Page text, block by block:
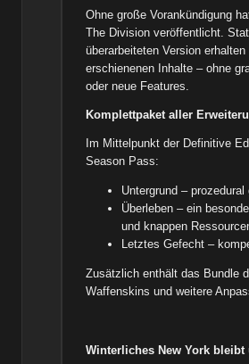
Ohne große Vorankündigung
The Division veröffentlicht.
überarbeiteten Version
erschienenen Inhalte – ohne
oder neue Features.
Komplettpaket aller
Im Mittelpunkt der Definitive
Season Pass:
Untergrund –
Überleben – ein
und knappen
Letztes Gefecht –
Zusätzlich enthält das Bundle
Waffenskins und weitere
Winterliches New York bleibt